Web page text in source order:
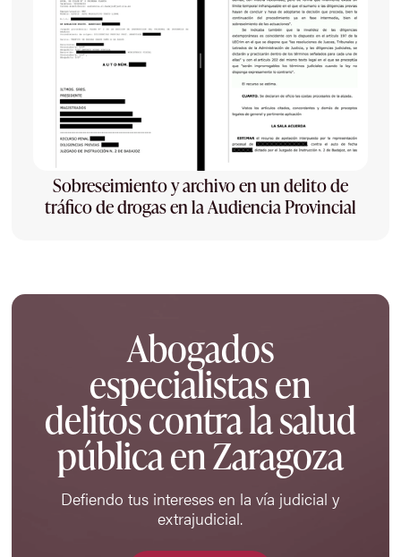
Sobreseimiento y archivo en un delito de
tráfico de drogas en la Audiencia Provincial
Abogados
especialistas en
delitos contra la salud
pública en Zaragoza
Defiendo tus intereses en la vía judicial y
extrajudicial.